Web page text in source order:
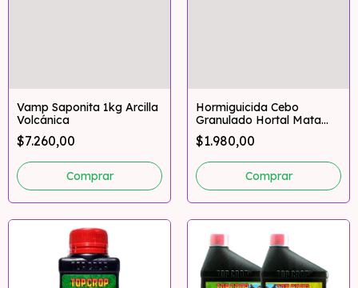
Vamp Saponita 1kg Arcilla
Volcánica
$7.260,00
Hormiguicida Cebo
Granulado Hortal Mata
Hormigas 100gr
$1.980,00